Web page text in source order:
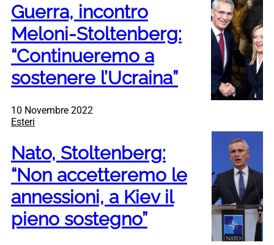
Guerra, incontro
Meloni-Stoltenberg:
“Continueremo a
sostenere l’Ucraina”
10 Novembre 2022
Esteri
Nato, Stoltenberg:
“Non accetteremo le
annessioni, a Kiev il
pieno sostegno”